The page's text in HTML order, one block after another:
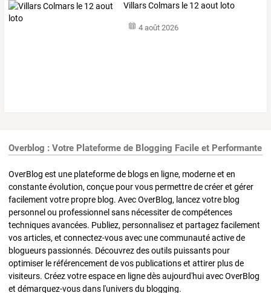
Villars Colmars le 12 aout loto
4 août 2026
Overblog : Votre Plateforme de Blogging Facile et Performante
OverBlog est une plateforme de blogs en ligne, moderne et en
constante évolution, conçue pour vous permettre de créer et gérer
facilement votre propre blog. Avec OverBlog, lancez votre blog
personnel ou professionnel sans nécessiter de compétences
techniques avancées. Publiez, personnalisez et partagez facilement
vos articles, et connectez-vous avec une communauté active de
blogueurs passionnés. Découvrez des outils puissants pour
optimiser le référencement de vos publications et attirer plus de
visiteurs. Créez votre espace en ligne dès aujourd'hui avec OverBlog
et démarquez-vous dans l'univers du blogging.